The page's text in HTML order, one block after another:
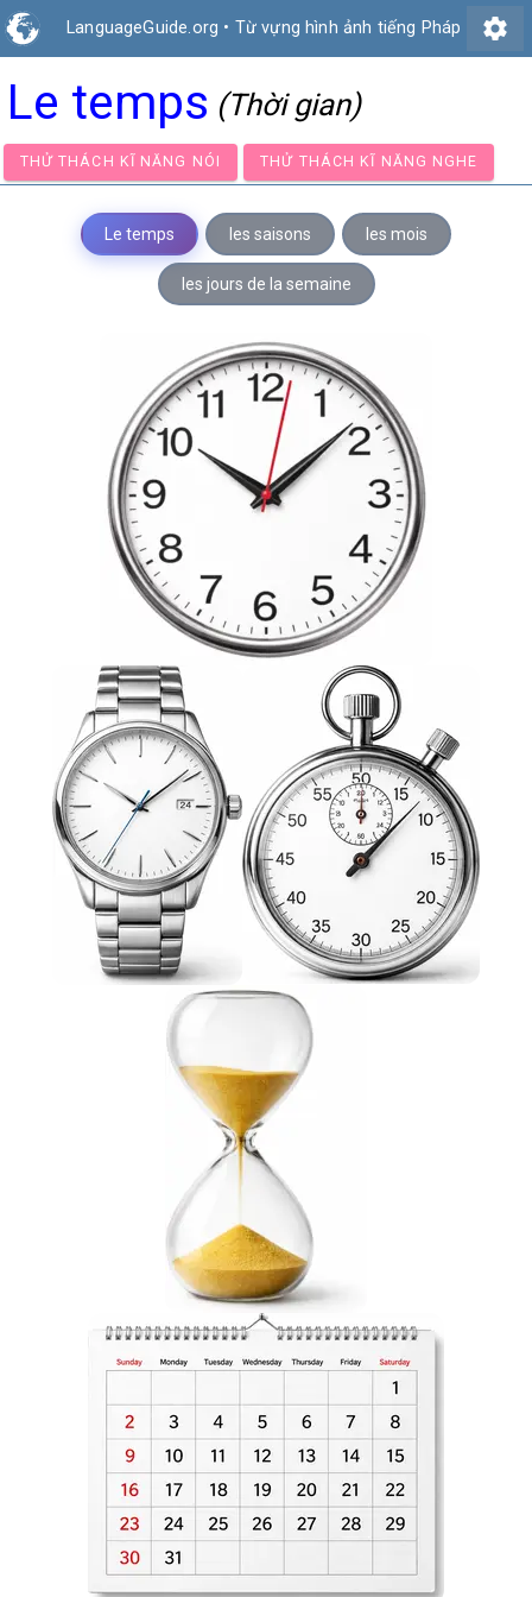
LanguageGuide.org • Từ vựng hình ảnh tiếng Pháp settings
Le temps (Thời gian)
THỬ THÁCH KĨ NĂNG NÓI THỬ THÁCH KĨ NĂNG
Le temps les saisons les mois
les jours de la semaine